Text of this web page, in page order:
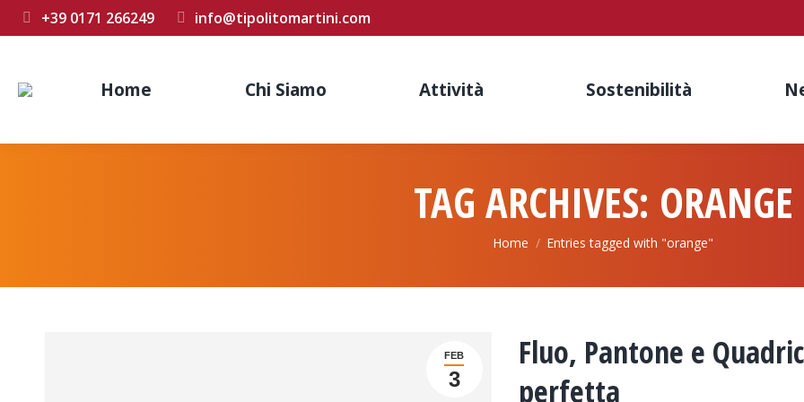
+39 0171 266249 info@tipolitomartini.com
Home Chi Siamo Attività Sostenibilità
TAG ARCHIVES: ORANGE
You are here:
Home Entries tagged with "orange"
FEB
3
Fluo, Pantone e
perfetta